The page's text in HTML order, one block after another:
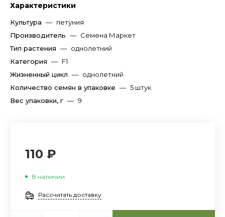
Характеристики
Культура — петуния
Производитель — Семена Маркет
Тип растения — однолетний
Категория — F1
Жизненный цикл — однолетний
Количество семян в упаковке — 5 штук
Вес упаковки, г — 9
110 ₽
В наличии
Рассчитать доставку